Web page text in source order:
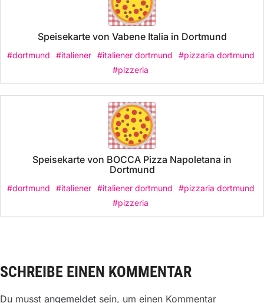
Speisekarte von Vabene Italia in Dortmund
#dortmund #italiener #italiener dortmund
#pizzaria dortmund
#pizzeria
Speisekarte von BOCCA Pizza Napoletana in
Dortmund
#dortmund #italiener #italiener dortmund
#pizzaria dortmund
#pizzeria
SCHREIBE EINEN KOMMENTAR
Du musst angemeldet sein, um einen Kommentar